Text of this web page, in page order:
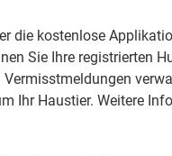
die kostenlose
Sie Ihre registrierten
Ihr Haustier. Weitere